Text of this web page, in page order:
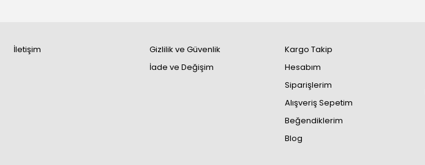
İletişim
Gizlilik ve Güvenlik
İade ve Değişim
Kargo Takip
Hesabım
Siparişlerim
Alışveriş Sepetim
Beğendiklerim
Blog